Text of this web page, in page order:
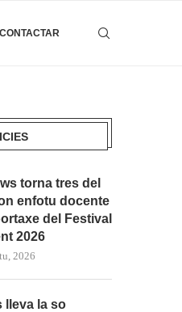
CONTACTAR
torna tres del
enfotu docente
del Festival
2026
2026
lleva la so